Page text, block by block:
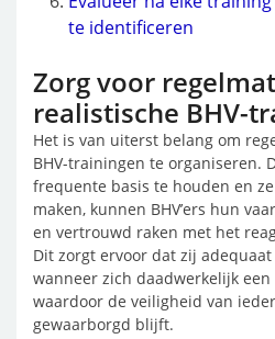
te identificeren
Zorg voor
realistische BHV-
Het is van uiterst belang om
BHV-trainingen te organiseren.
frequente basis te houden en
maken, kunnen BHV’ers hun
en vertrouwd raken met het
Dit zorgt ervoor dat zij
wanneer zich daadwerkelijk
waardoor de veiligheid van
gewaarborgd blijft.